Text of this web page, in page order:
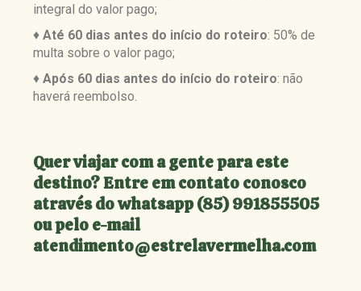
integral do valor pago;
♦Até 60 dias antes do início do roteiro: 50% de
multa sobre o valor pago;
♦Após 60 dias antes do início do roteiro: não
haverá reembolso.
Quer viajar com a gente para este
destino? Entre em contato conosco
através do whatsapp (85) 991855505
ou pelo e-mail
atendimento@estrelavermelha.com